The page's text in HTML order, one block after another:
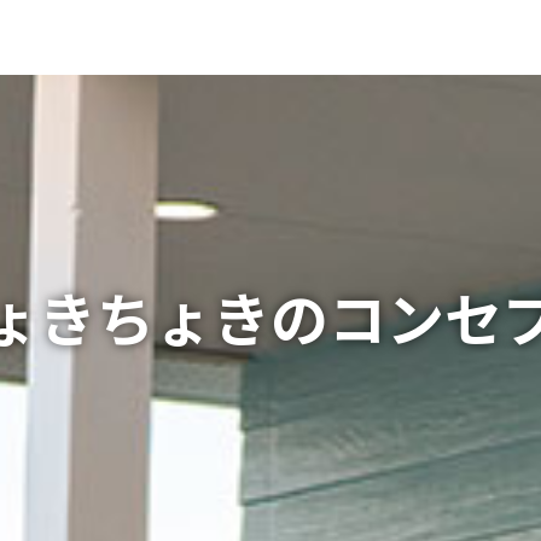
きちょきのコンセ